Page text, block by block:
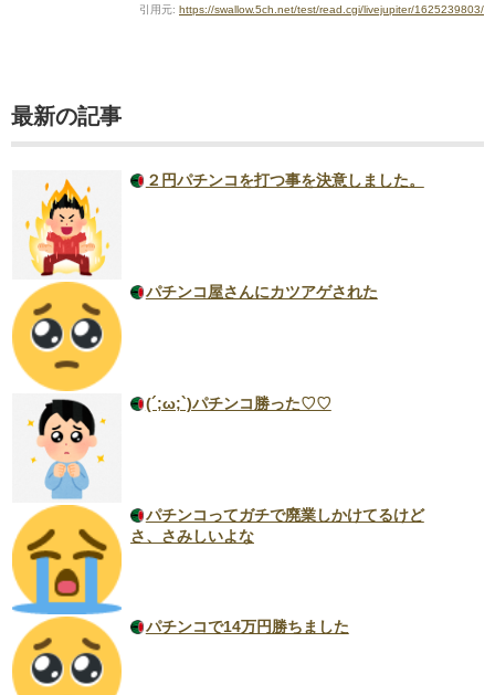
引用元: https://swallow.5ch.net/test/read.cgi/livejupiter/1625239803/
最新の記事
２円パチンコを打つ事を決意しました。
パチンコ屋さんにカツアゲされた
(´;ω;`)パチンコ勝った♡♡
パチンコってガチで廃業しかけてるけど
さ、さみしいよな
パチンコで14万円勝ちました